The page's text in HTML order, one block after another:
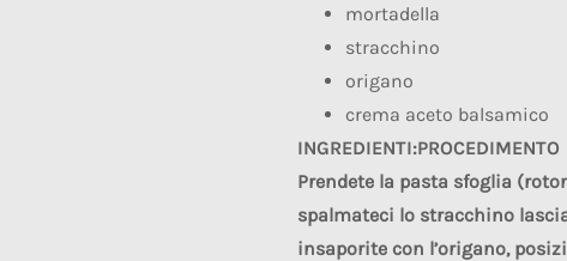
mortadella
stracchino
origano
crema aceto balsamico
INGREDIENTI:PROCEDIMENTO
Prendete la pasta sfoglia
spalmateci lo stracchino
insaporite con l’origano,